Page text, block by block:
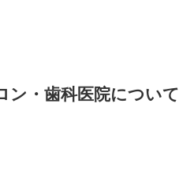
ン・歯科医院について